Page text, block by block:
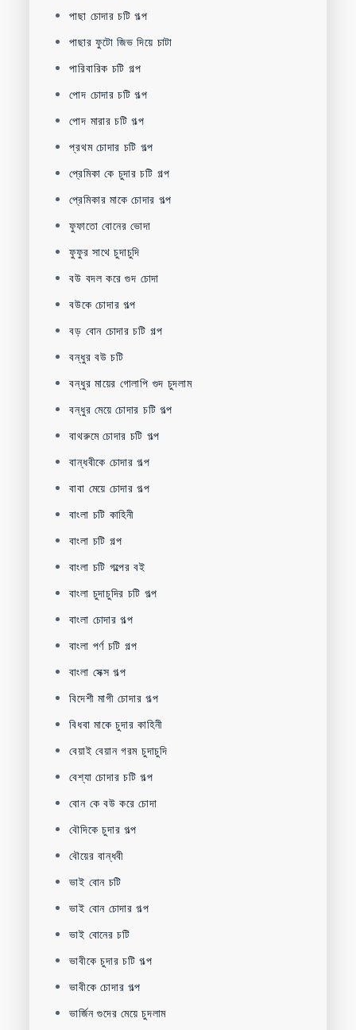
পাছা চোদার চটি গল্প
পাছার ফুটো জিভ দিয়ে চাটা
পারিবারিক চটি গল্প
পোদ চোদার চটি গল্প
পোদ মারার চটি গল্প
প্রথম চোদার চটি গল্প
প্রেমিকা কে চুদার চটি গল্প
প্রেমিকার মাকে চোদার গল্প
ফুফাতো বোনের ভোদা
ফুফুর সাথে চুদাচুদি
বউ বদল করে গুদ চোদা
বউকে চোদার গল্প
বড় বোন চোদার চটি গল্প
বন্ধুর বউ চটি
বন্ধুর মায়ের গোলাপি গুদ চুদলাম
বন্ধুর মেয়ে চোদার চটি গল্প
বাথরুমে চোদার চটি গল্প
বান্ধবীকে চোদার গল্প
বাবা মেয়ে চোদার গল্প
বাংলা চটি কাহিনী
বাংলা চটি গল্প
বাংলা চটি গল্পের বই
বাংলা চুদাচুদির চটি গল্প
বাংলা চোদার গল্প
বাংলা পর্ণ চটি গল্প
বাংলা সেক্স গল্প
বিদেশী মাগী চোদার গল্প
বিধবা মাকে চুদার কাহিনী
বেয়াই বেয়ান গরম চুদাচুদি
বেশ্যা চোদার চটি গল্প
বোন কে বউ করে চোদা
বৌদিকে চুদার গল্প
বৌয়ের বান্ধবী
ভাই বোন চটি
ভাই বোন চোদার গল্প
ভাই বোনের চটি
ভাবীকে চুদার চটি গল্প
ভাবীকে চোদার গল্প
ভার্জিন গুদের মেয়ে চুদলাম